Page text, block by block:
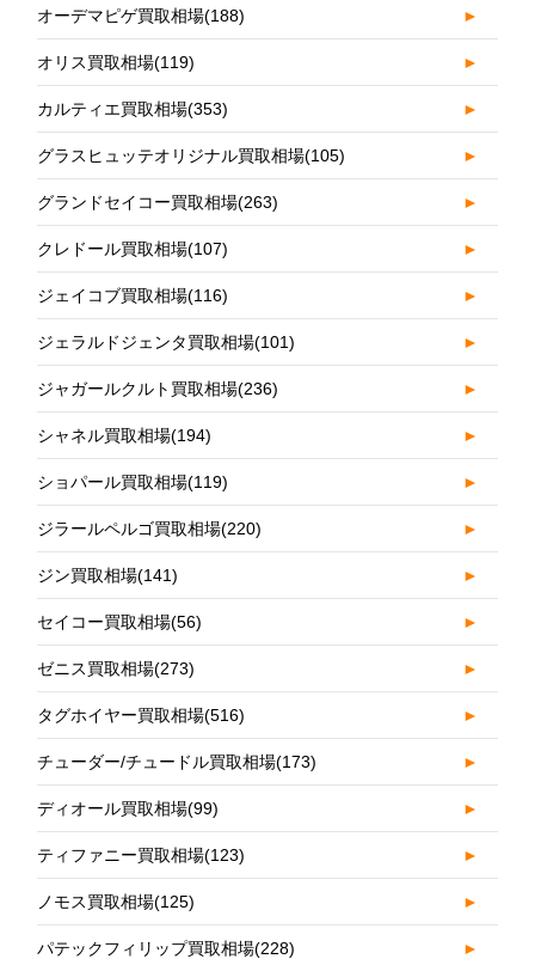
オーデマピゲ買取相場(188) ►
オリス買取相場(119) ►
カルティエ買取相場(353) ►
グラスヒュッテオリジナル買取相場(105) ►
グランドセイコー買取相場(263) ►
クレドール買取相場(107) ►
ジェイコブ買取相場(116) ►
ジェラルドジェンタ買取相場(101) ►
ジャガールクルト買取相場(236) ►
シャネル買取相場(194) ►
ショパール買取相場(119) ►
ジラールペルゴ買取相場(220) ►
ジン買取相場(141) ►
セイコー買取相場(56) ►
ゼニス買取相場(273) ►
タグホイヤー買取相場(516) ►
チューダー/チュードル買取相場(173) ►
ディオール買取相場(99) ►
ティファニー買取相場(123) ►
ノモス買取相場(125) ►
パテックフィリップ買取相場(228) ►